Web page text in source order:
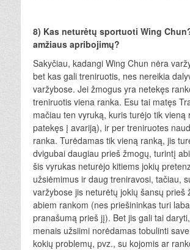
8) Kas neturėtų sportuoti Wing
amžiaus apribojimų?
Sakyčiau, kadangi Wing Chun nėra
bet kas gali treniruotis, nes nereikia
varžybose. Jei žmogus yra netekęs
treniruotis viena ranka. Esu tai matęs
mačiau ten vyruką, kuris turėjo tik vieną
patekęs į avariją), ir per treniruotes
ranka. Turėdamas tik vieną ranką, jis
dvigubai daugiau prieš žmogų, turintį
šis vyrukas neturėjo kitiems jokių
užsiėmimus ir daug treniravosi, tačiau,
varžybose jis neturėtų jokių šansų prieš
abiem rankom (nes priešininkas turi
pranašumą prieš jį). Bet jis gali tai
menais užsiimi norėdamas tobulinti
kokių problemų, pvz., su kojomis ar